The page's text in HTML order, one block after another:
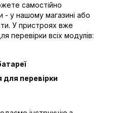
самостійно
- у нашому магазині або
У пристроях вже
перевірки всіх модулів:
перевірки